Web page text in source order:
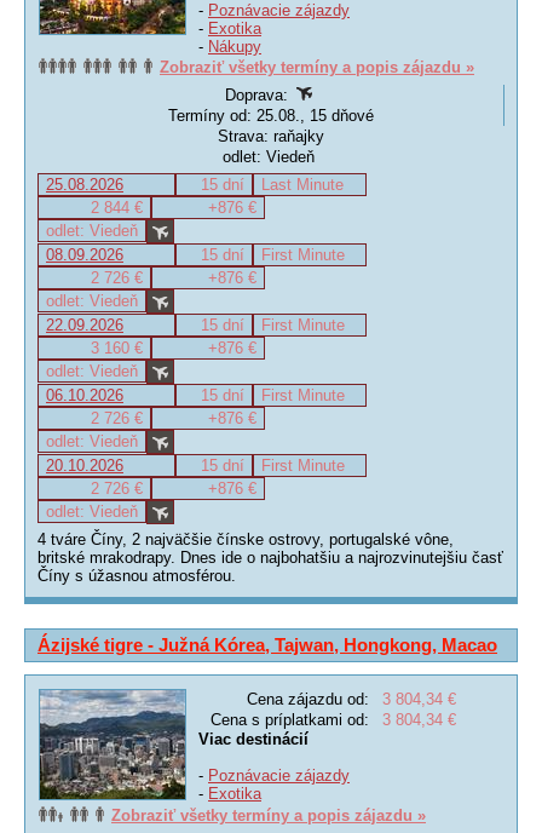
- Poznávacie zájazdy
- Exotika
- Nákupy
Zobraziť všetky termíny a popis zájazdu »
Doprava:
Termíny od: 25.08., 15 dňové
Strava: raňajky
odlet: Viedeň
25.08.2026
15 dní
Last Minute
2 844 €
+876 €
odlet: Viedeň
08.09.2026
15 dní
First Minute
2 726 €
+876 €
odlet: Viedeň
22.09.2026
15 dní
First Minute
3 160 €
+876 €
odlet: Viedeň
06.10.2026
15 dní
First Minute
2 726 €
+876 €
odlet: Viedeň
20.10.2026
15 dní
First Minute
2 726 €
+876 €
odlet: Viedeň
4 tváre Číny, 2 najväčšie čínske ostrovy, portugalské vône,
britské mrakodrapy. Dnes ide o najbohatšiu a najrozvinutejšiu časť
Číny s úžasnou atmosférou.
Ázijské tigre - Južná Kórea, Tajwan, Hongkong, Macao
Cena zájazdu od:
3 804,34 €
Cena s príplatkami od:
3 804,34 €
Viac destinácií
- Poznávacie zájazdy
- Exotika
Zobraziť všetky termíny a popis zájazdu »